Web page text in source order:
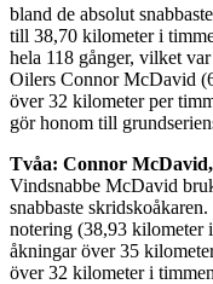
bland de absolut
till 38,70 kilometer i
hela 118 gånger, vilket
Oilers Connor McDavid
över 32 kilometer per
gör honom till
Tvåa: Connor
Vindsnabbe McDavid
snabbaste
notering (38,93 kilometer
åkningar över 35
över 32 kilometer i